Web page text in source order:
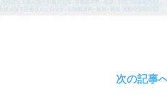
次の記事